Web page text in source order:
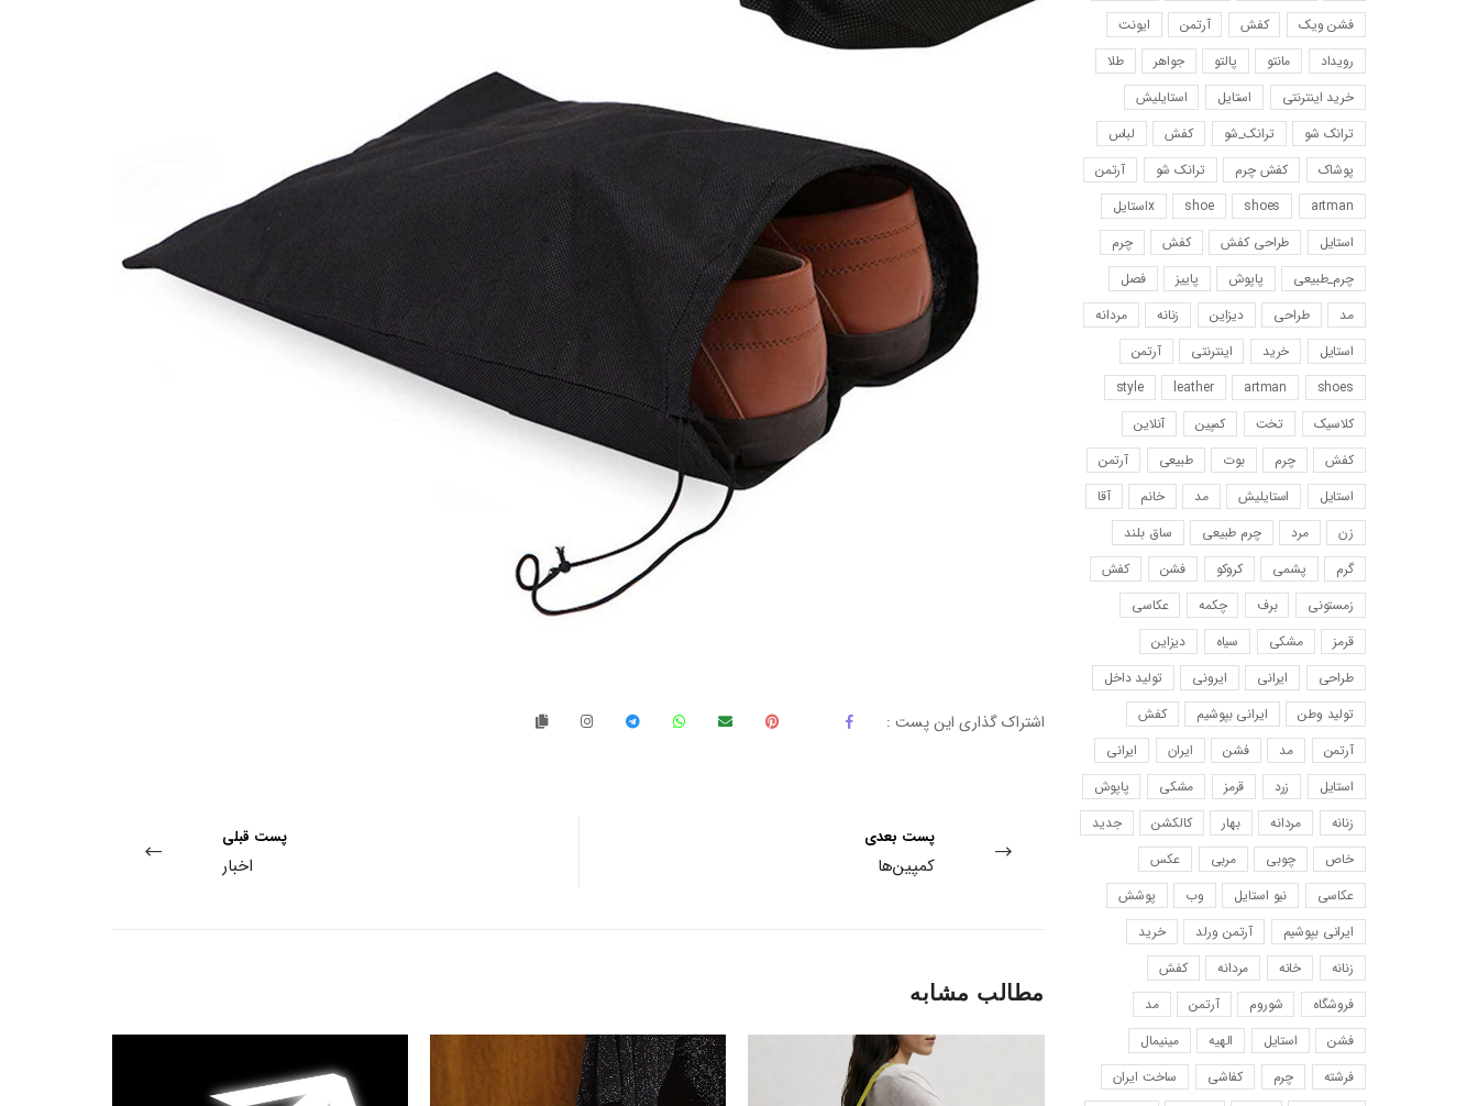
فشن ویک
کفش آرتمن
ایونت
رویداد
مانتو پالتو جواهر
طلا
خرید اینترنتی
استایل
استایلیش
ترانک شو
ترانک_شو کفش
لباس
پوشاک
کفش چرم ترانک شو
آرتمن
artman
shoes
shoe
xاستایل
استایل
طراحی کفش کفش
چرم
چرم_طبیعی
پاپوش پاییز
فصل
مد
طراحی دیزاین زنانه
مردانه
استایل
خرید اینترنتی
آرتمن
shoes
artman
leather
style
کلاسیک
تخت کمپین
آنلاین
کفش
چرم بوت طبیعی
آرتمن
استایل
استایلیش مد خانم
آقا
زن
مرد چرم طبیعی
ساق بلند
گرم
پشمی کروکو فشن
کفش
زمستونی
برف چکمه
عکاسی
قرمز
مشکی سیاه
دیزاین
طراحی
ایرانی ایرونی
تولید داخل
تولید وطن
ایرانی بپوشیم
کفش
آرتمن
مد فشن ایران
ایرانی
استایل
زرد قرمز مشکی
پاپوش
زنانه
مردانه بهار کالکشن
جدید
خاص
چوبی مربی
عکس
عکاسی
نیو استایل وب
پوشش
ایرانی بپوشیم
آرتمن ورلد
خرید
زنانه
خانه مردانه
کفش
فروشگاه
شوروم آرتمن
مد
فشن
استایل الهیه
مینیمال
فرشته
چرم کفاشی
ساخت ایران
اشتراک گذاری این پست :
پست قبلی
اخبار
پست بعدی
کمپین‌ها
مطالب مشابه